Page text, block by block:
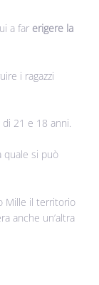
a far erigere la
i ragazzi
21 e 18 anni.
quale si può
Mille il territorio
anche un’altra